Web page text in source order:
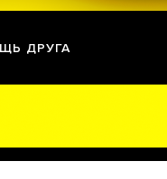
ДРУГА